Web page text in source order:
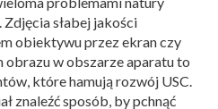
słabej jakości
obiektywu przez ekran czy
w obszarze aparatu to
które hamują rozwój USC.
znaleźć sposób, by pchnąć